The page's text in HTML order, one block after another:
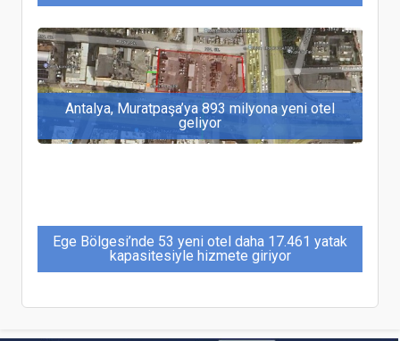
Antalya, Muratpaşa’ya 893 milyona yeni otel
geliyor
Ege Bölgesi’nde 53 yeni otel daha 17.461 yatak
kapasitesiyle hizmete giriyor